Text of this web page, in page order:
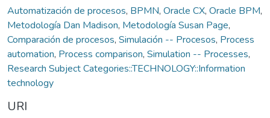
Automatización de procesos, BPMN, Oracle CX, Oracle BPM,
Metodología Dan Madison, Metodología Susan Page,
Comparación de procesos, Simulación -- Procesos, Process
automation, Process comparison, Simulation -- Processes,
Research Subject Categories::TECHNOLOGY::Information
technology
URI